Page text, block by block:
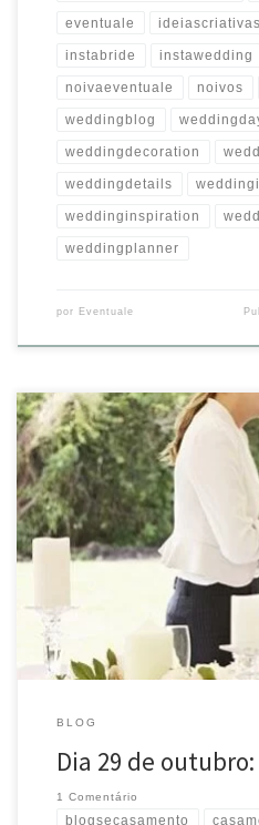
eventuale ideiascriativas
instabride instawedding
noivaeventuale noivos
weddingblog
weddingdecoration
weddingdetails
weddinginspiration
weddingplanner
por Eventuale
Dia 29 de outubro: dia do
todos aqueles profissionais que
Eventuale – locação de móveis para
#eventuale #diadocerimonialista
#wedding #weddingdestinations
#weddingday #weddinginspiration
#casamento #weddingplanner
#noivos #weddingdecor #love
#instawedding […]
BLOG
Dia 29 de
1 Comentário
blogsecasamento